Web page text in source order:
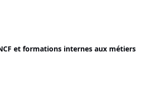
et formations internes aux métiers